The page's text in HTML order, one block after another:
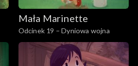
Mała Marinette
Odcinek 19 – Dyniowa wojna